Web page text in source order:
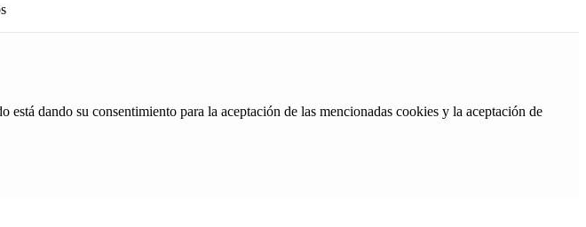
dando su consentimiento para la aceptación de las mencionadas cookies y la aceptación de